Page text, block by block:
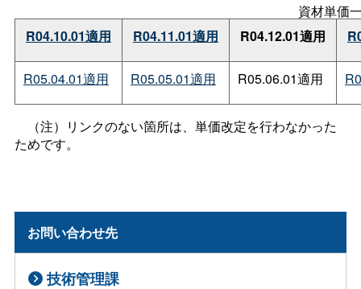
資材単価
R04.10.01適用
R04.11.01適用 R04.12.01適用
R05.04.01適用 R05.05.01適用 R05.06.01適用
（注）リンクのない箇所は、単価改定を行わなかった
ためです。
お問い合わせ先
技術管理課